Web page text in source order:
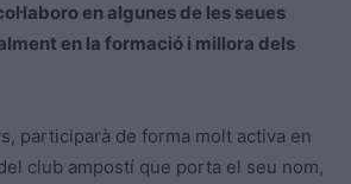
en algunes de les seues
en la formació i millora dels
participarà de forma molt activa en
club ampostí que porta el seu nom,